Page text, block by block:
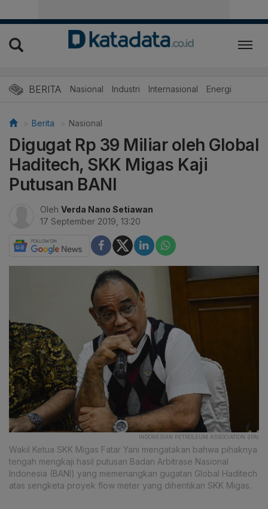
BERITA Nasional Industri Internasional Energi
Berita Nasional
Digugat Rp 39 Miliar oleh Global
Haditech, SKK Migas Kaji
Putusan BANI
Oleh Verda Nano Setiawan
17 September 2019, 13:20
INDONESIAN PETROLEUM ASSOCIATION (IPA)
Wakil Ketua SKK Migas Fatar Yani mengatakan bahwa pihaknya
tengah mengkaji hasil putusan Badan Arbitrase Nasional
Indonesia (BANI) yang memenangkan gugatan Global Haditech
atas sengketa proyek flow meter yang dihentikan SKK Migas.